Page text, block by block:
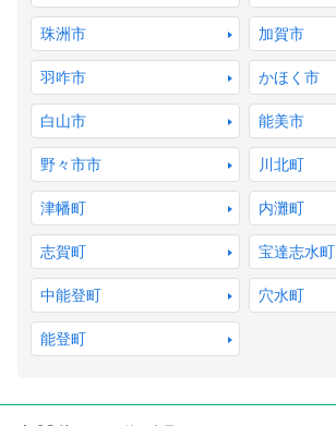
珠洲市 加賀市
羽咋市 かほく市
白山市 能美市
野々市市 川北町
津幡町 内灘町
志賀町 宝達志水町
中能登町 穴水町
能登町